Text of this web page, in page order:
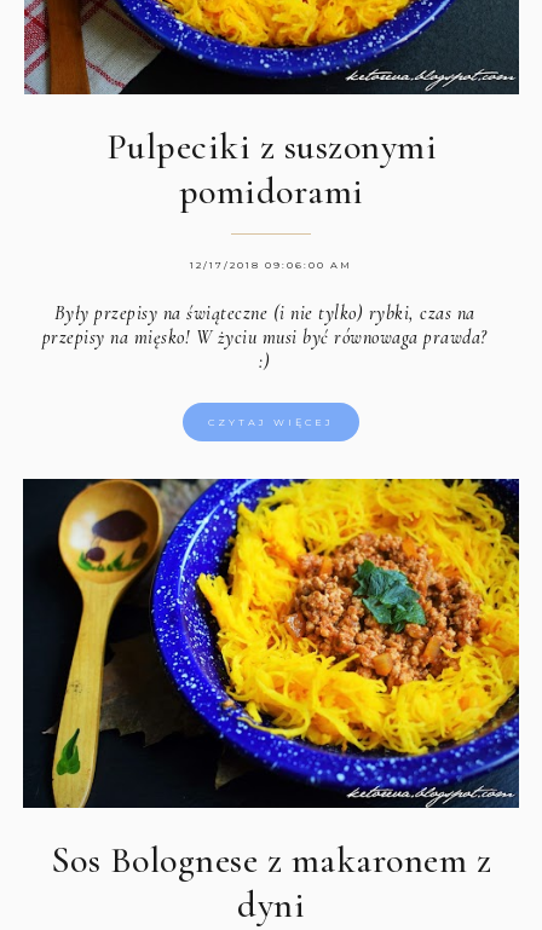
Pulpeciki z suszonymi
pomidorami
12/17/2018 09:06:00 AM
Były przepisy na świąteczne (i nie tylko) rybki, czas na
przepisy na mięsko! W życiu musi być równowaga prawda?
:)
CZYTAJ WIĘCEJ
Sos Bolognese z makaronem z
dyni